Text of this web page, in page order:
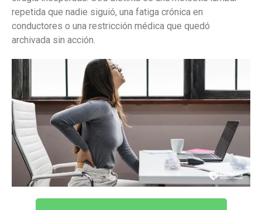
repetida que nadie siguió, una fatiga crónica en
conductores o una restricción médica que quedó
archivada sin acción.